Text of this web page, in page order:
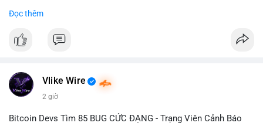
ngày càng tin tưởng sử dụng BTC làm tài sản thế chấp để tối
$btc
#vlikevn #titanbot
Đọc thêm
Vlike Wire
2 giờ
Bitcoin Devs Tìm 85 BUG CỨC ĐẠNG - Trạng Viên Cảnh Báo